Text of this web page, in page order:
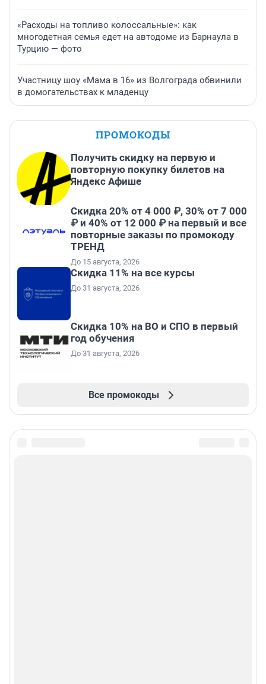
«Расходы на топливо колоссальные»: как
многодетная семья едет на автодоме из Барнаула в
Турцию — фото
Участницу шоу «Мама в 16» из Волгограда обвинили
в домогательствах к младенцу
ПРОМОКОДЫ
Получить скидку на первую и
повторную покупку билетов на
Яндекс Афише
Скидка 20% от 4 000 ₽, 30% от 7 000
₽ и 40% от 12 000 ₽ на первый и все
повторные заказы по промокоду
ТРЕНД
До 15 августа, 2026
Скидка 11% на все курсы
До 31 августа, 2026
Скидка 10% на ВО и СПО в первый
год обучения
До 31 августа, 2026
Все промокоды